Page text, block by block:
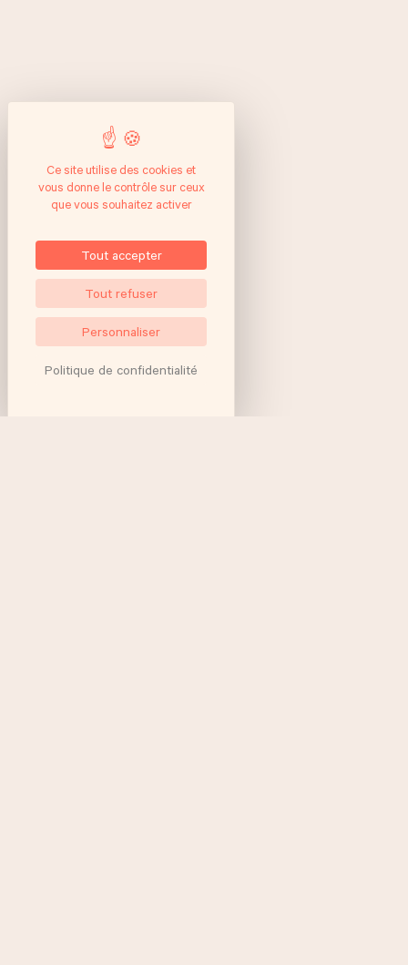
Ce site utilise des cookies et
vous donne le contrôle sur ceux
que vous souhaitez activer
Tout accepter
Tout refuser
Personnaliser
Politique de confidentialité